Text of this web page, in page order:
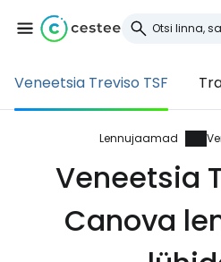
Veneetsia Treviso TSF
Lennujaamad
Veneetsia
Canova
Logi sisse
Cestee'sse
... ülemaailmne
Jätka